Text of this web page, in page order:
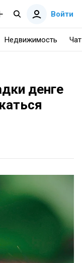
Войти
Недвижимость Чат
денге